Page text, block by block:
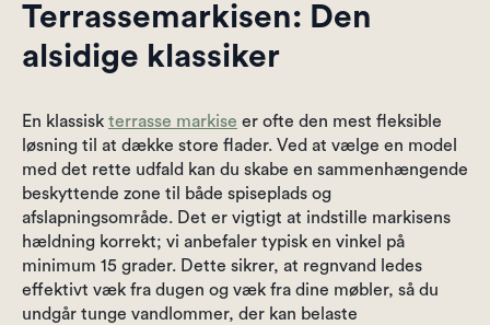
Terrassemarkisen: Den
alsidige klassiker
En klassisk terrasse markise er ofte den mest fleksible
løsning til at dække store flader. Ved at vælge en model
med det rette udfald kan du skabe en sammenhængende
beskyttende zone til både spiseplads og
afslapningsområde. Det er vigtigt at indstille markisens
hældning korrekt; vi anbefaler typisk en vinkel på
minimum 15 grader. Dette sikrer, at regnvand ledes
effektivt væk fra dugen og væk fra dine møbler, så du
undgår tunge vandlommer, der kan belaste